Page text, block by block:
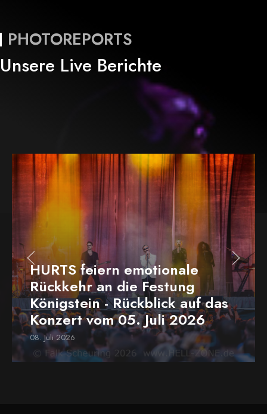
PHOTOREPORTS
Unsere Live Berichte
HURTS feiern emotionale
Rückkehr an die Festung
Königstein - Rückblick auf das
Konzert vom 05. Juli 2026
08. Juli 2026